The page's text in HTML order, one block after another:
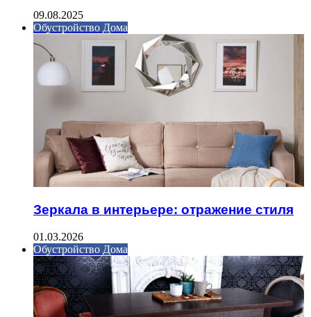
09.08.2025
Обустройство Дома
Зеркала в интерьере: отражение стиля
01.03.2026
Обустройство Дома